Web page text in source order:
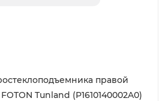
правой
Tunland (P1610140002A0)